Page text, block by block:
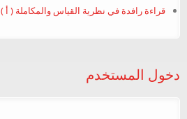
قراءة رافدة في نظرية القياس والمكاملة ( أ )
دخول المستخدم